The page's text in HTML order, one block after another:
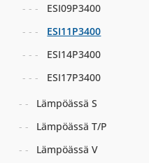
ESI09P3400
ESI11P3400
ESI14P3400
ESI17P3400
Lämpöässä S
Lämpöässä T/P
Lämpöässä V